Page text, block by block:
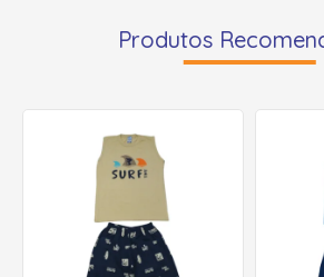
Produtos